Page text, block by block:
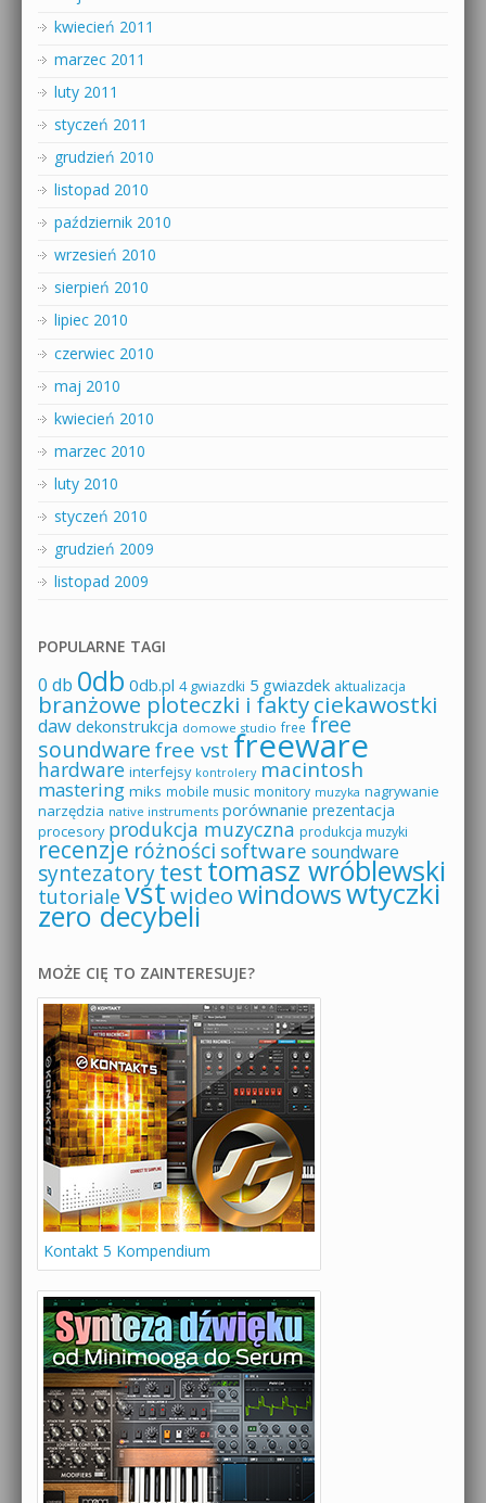
kwiecień 2011
marzec 2011
luty 2011
styczeń 2011
grudzień 2010
listopad 2010
październik 2010
wrzesień 2010
sierpień 2010
lipiec 2010
czerwiec 2010
maj 2010
kwiecień 2010
marzec 2010
luty 2010
styczeń 2010
grudzień 2009
listopad 2009
POPULARNE TAGI
0 db 0db 0db.pl 4 gwiazdki 5 gwiazdek aktualizacja
branżowe ploteczki i faktyciekawostki
daw dekonstrukcja domowe studio free free
soundware free vst freeware
hardware interfejsy kontrolery macintosh
mastering miks mobile music monitory muzyka nagrywanie
narzędzia native instruments porównanie prezentacja
procesory produkcja muzyczna produkcja muzyki
recenzje różności software soundware
syntezatorytesttomasz wróblewski
tutoriale vstwideowindowswtyczki
zero decybeli
MOŻE CIĘ TO ZAINTERESUJE?
Kontakt 5 Kompendium